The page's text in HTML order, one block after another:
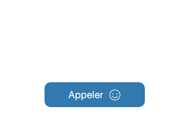
Appeler